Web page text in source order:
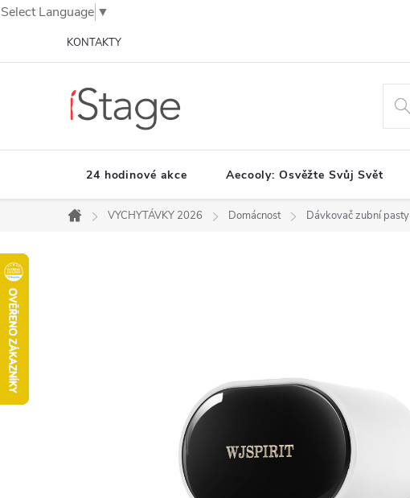
Select Language ▼
KONTAKTY
24 hodinové akce Aecooly: Osvěžte Svůj Svět
Domů
VYCHYTÁVKY 2026 Domácnost Dávkovač zubní pasty